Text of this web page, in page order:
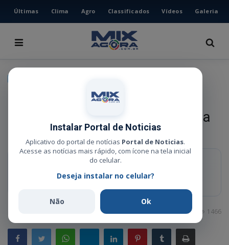
Últimas Clima Agro Classificados Vídeos Galeria
ÚLTIMAS
GALERIA
MUSICA
GERAL
Instalar Portal de Noticias
Aplicativo do portal de notícias Portal de Noticias.
Acesse as notícias mais rápido, com ícone na tela inicial
do celular.
Deseja instalar no celular?
Não Ok
Criança sofre fratura após ser
atingida por estrutura provisória
em hospital de Confresa
Família denunciou caso nas redes sociais após porta improvisada
Mai 7, 2026 1466